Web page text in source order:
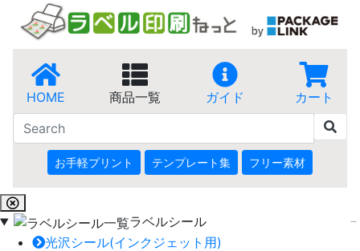
HOME 商品一覧 ガイド カート
お手軽プリント テンプレート集 フリー素材
ラベルシール
光沢シール(インクジェット用)